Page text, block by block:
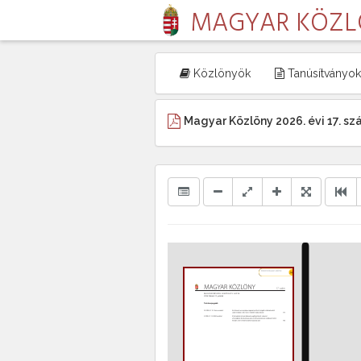
MAGYAR
Közlönyök Tanúsítványok
Magyar Közlöny 2026. évi 17.